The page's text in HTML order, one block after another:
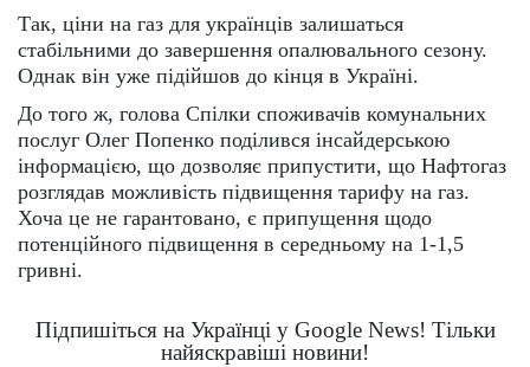
Так, ціни на газ для українців залишаться
стабільними до завершення опалювального сезону.
Однак він уже підійшов до кінця в Україні.
До того ж, голова Спілки споживачів комунальних
послуг Олег Попенко поділився інсайдерською
інформацією, що дозволяє припустити, що Нафтогаз
розглядав можливість підвищення тарифу на газ.
Хоча це не гарантовано, є припущення щодо
потенційного підвищення в середньому на 1-1,5
гривні.
Підпишіться на Українці у Google News! Тільки
найяскравіші новини!